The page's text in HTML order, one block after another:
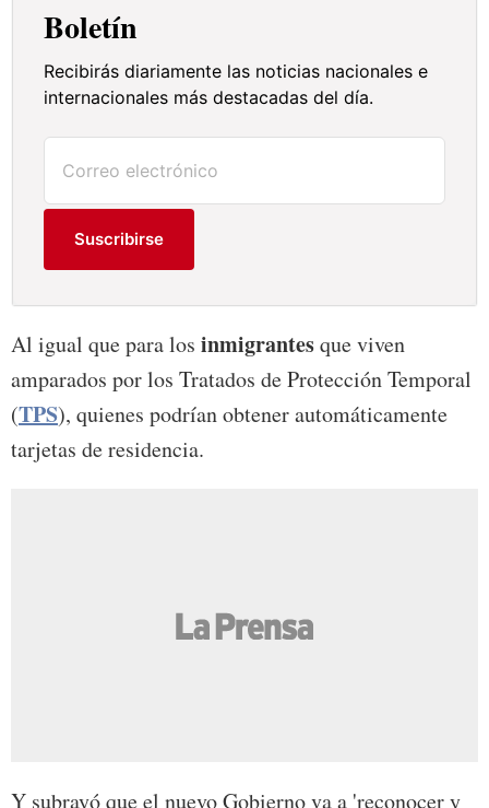
Boletín
Recibirás diariamente las noticias nacionales e
internacionales más destacadas del día.
Suscribirse
Al igual que para los inmigrantesque viven
amparados por los Tratados de Protección Temporal
(TPS), quienes podrían obtener automáticamente
tarjetas de residencia.
Y subrayó que el nuevo Gobierno va a 'reconocer y